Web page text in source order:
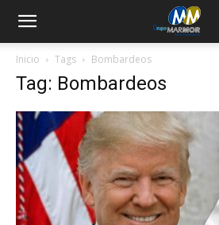
Inicio Tags Bombardeos
Tag: Bombardeos